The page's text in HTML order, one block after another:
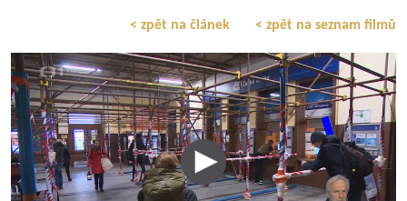
< zpět na článek < zpět na seznam filmů